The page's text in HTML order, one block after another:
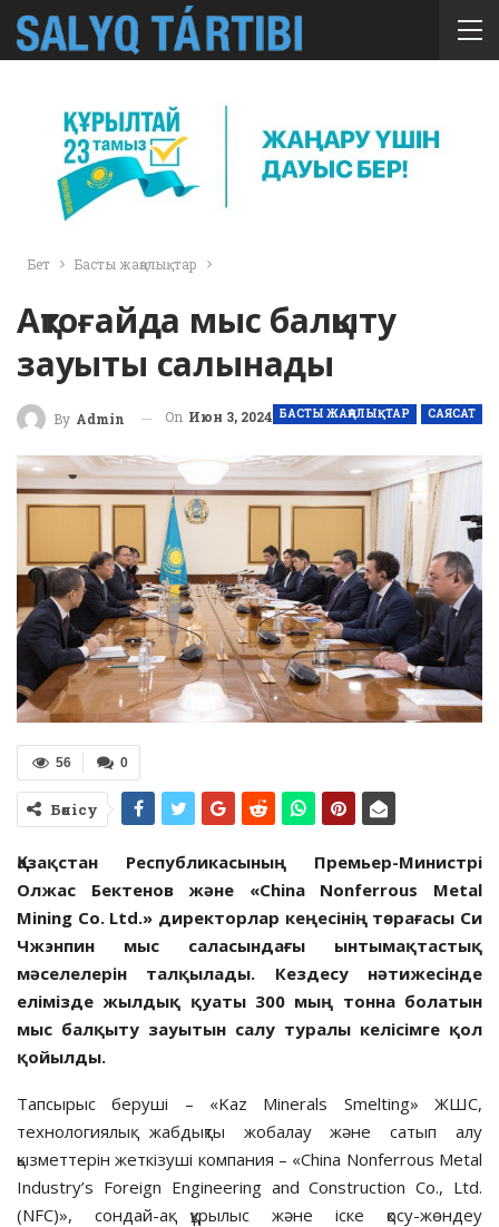
Бет Басты жаңалықтар
Ақтоғайда мыс балқыту
зауыты салынады
БАСТЫ ЖАҢАЛЫҚТАР САЯСАТ
By Admin On Июн 3, 2024
0
56
Бөлісу
Қазақстан Республикасының Премьер-Министрі
Олжас Бектенов және «China Nonferrous Metal
Mining Co. Ltd.» директорлар кеңесінің төрағасы Си
Чжэнпин мыс саласындағы ынтымақтастық
мәселелерін талқылады. Кездесу нәтижесінде
елімізде жылдық қуаты 300 мың тонна болатын
мыс балқыту зауытын салу туралы келісімге қол
қойылды.
Тапсырыс беруші – «Kaz Minerals Smelting» ЖШС,
технологиялық жабдықты жобалау және сатып алу
қызметтерін жеткізуші компания – «China Nonferrous Metal
Industry’s Foreign Engineering and Construction Co., Ltd.
(NFC)», сондай-ақ құрылыс және іске қосу-жөндеу